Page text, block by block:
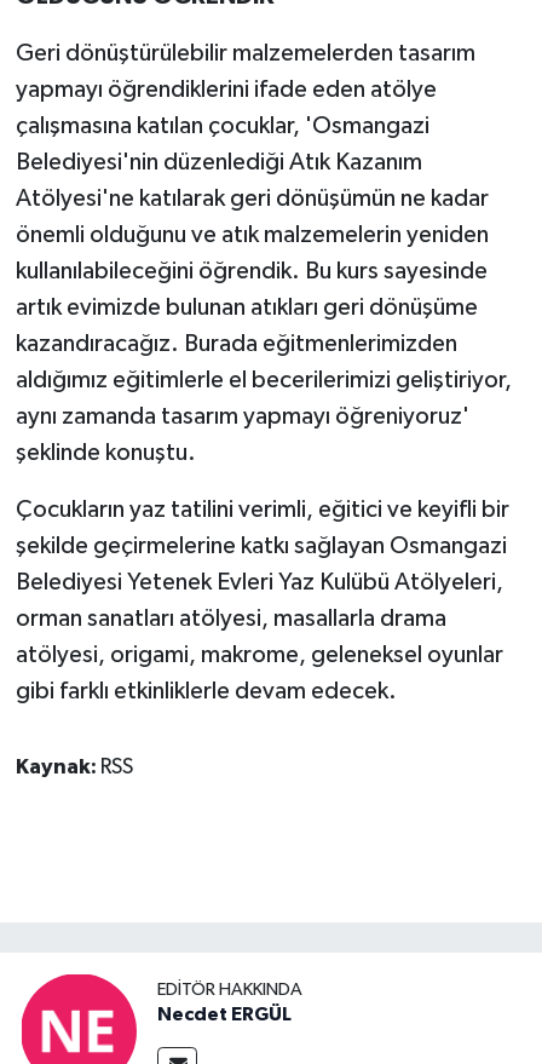
Geri dönüştürülebilir malzemelerden tasarım
yapmayı öğrendiklerini ifade eden atölye
çalışmasına katılan çocuklar, 'Osmangazi
Belediyesi'nin düzenlediği Atık Kazanım
Atölyesi'ne katılarak geri dönüşümün ne kadar
önemli olduğunu ve atık malzemelerin yeniden
kullanılabileceğini öğrendik. Bu kurs sayesinde
artık evimizde bulunan atıkları geri dönüşüme
kazandıracağız. Burada eğitmenlerimizden
aldığımız eğitimlerle el becerilerimizi geliştiriyor,
aynı zamanda tasarım yapmayı öğreniyoruz'
şeklinde konuştu.
Çocukların yaz tatilini verimli, eğitici ve keyifli bir
şekilde geçirmelerine katkı sağlayan Osmangazi
Belediyesi Yetenek Evleri Yaz Kulübü Atölyeleri,
orman sanatları atölyesi, masallarla drama
atölyesi, origami, makrome, geleneksel oyunlar
gibi farklı etkinliklerle devam edecek.
Kaynak: RSS
EDITÖR HAKKINDA
Necdet ERGÜL